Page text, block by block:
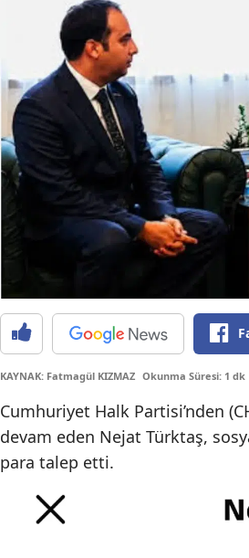
KAYNAK: Fatmagül KIZMAZ Okunma Süresi: 1 dk
Cumhuriyet Halk Partisi’nden
devam eden Nejat Türktaş,
para talep etti.